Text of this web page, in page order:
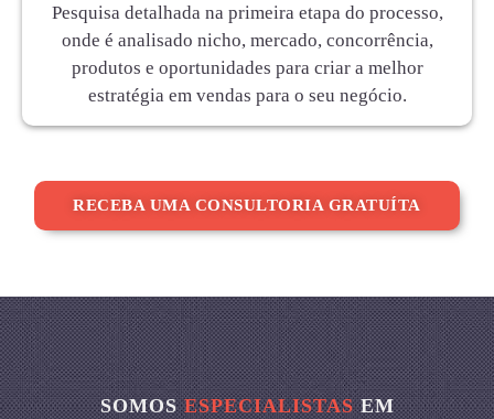
Pesquisa detalhada na primeira etapa do processo,
onde é analisado nicho, mercado, concorrência,
produtos e oportunidades para criar a melhor
estratégia em vendas para o seu negócio.
RECEBA UMA CONSULTORIA GRATUÍTA
SOMOSESPECIALISTASEM